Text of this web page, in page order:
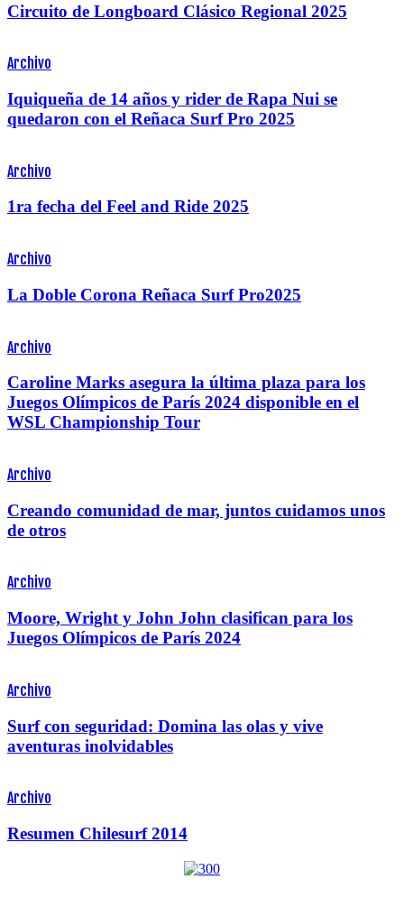
Circuito de Longboard Clásico Regional 2025
Archivo
Iquiqueña de 14 años y rider de Rapa Nui se
quedaron con el Reñaca Surf Pro 2025
Archivo
1ra fecha del Feel and Ride 2025
Archivo
La Doble Corona Reñaca Surf Pro2025
Archivo
Caroline Marks asegura la última plaza para los
Juegos Olímpicos de París 2024 disponible en el
WSL Championship Tour
Archivo
Creando comunidad de mar, juntos cuidamos unos
de otros
Archivo
Moore, Wright y John John clasifican para los
Juegos Olímpicos de París 2024
Archivo
Surf con seguridad: Domina las olas y vive
aventuras inolvidables
Archivo
Resumen Chilesurf 2014